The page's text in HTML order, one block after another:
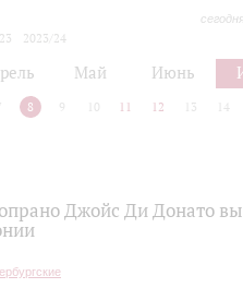
2023/24
Май Июнь
8 9 10 11 12 13 14
Джойс Ди Донато